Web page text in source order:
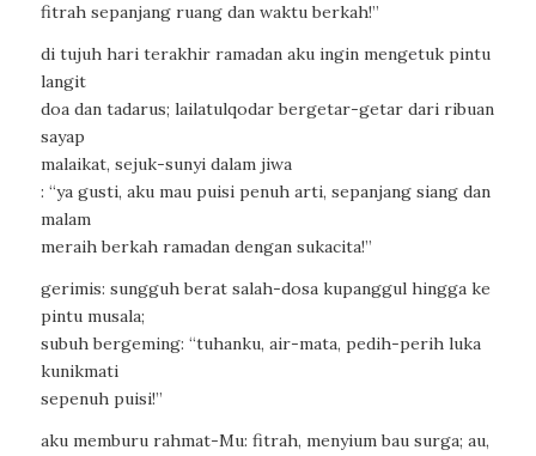
fitrah sepanjang ruang dan waktu berkah!”
di tujuh hari terakhir ramadan aku ingin mengetuk pintu
langit
doa dan tadarus; lailatulqodar bergetar-getar dari ribuan
sayap
malaikat, sejuk-sunyi dalam jiwa
: “ya gusti, aku mau puisi penuh arti, sepanjang siang dan
malam
meraih berkah ramadan dengan sukacita!”
gerimis: sungguh berat salah-dosa kupanggul hingga ke
pintu musala;
subuh bergeming: “tuhanku, air-mata, pedih-perih luka
kunikmati
sepenuh puisi!”
aku memburu rahmat-Mu: fitrah, menyium bau surga; au,